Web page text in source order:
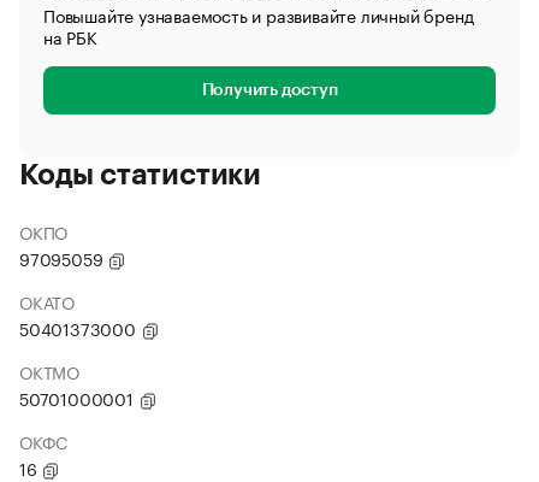
Повышайте узнаваемость и развивайте личный бренд
на РБК
Получить доступ
Коды статистики
ОКПО
97095059
ОКАТО
50401373000
ОКТМО
50701000001
ОКФС
16